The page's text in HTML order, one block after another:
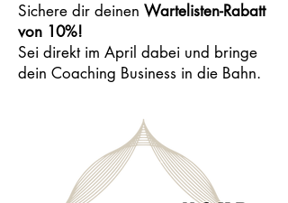
Sichere dir deinen Wartelisten-Rabatt
von 10%!
Sei direkt im April dabei und bringe
dein Coaching Business in die Bahn.